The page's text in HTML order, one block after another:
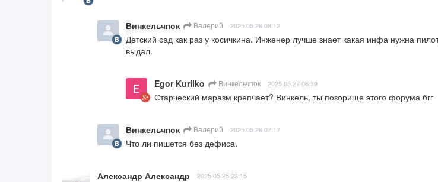
Винкельчпок Валерий 2025.05.26 08:12
Детский сад как раз у косичкина. Инженер лучше знает какая инфа нужна
выдал.
Egor Kurilko Винкельчпок 2025.05.27 06:39
Старческий маразм крепчает? Винкель, ты позорище этого форума бгг
Винкельчпок Валерий 2025.05.26 07:17
Что ли пишется без дефиса.
Александр Александр 2025.05.25 23:15